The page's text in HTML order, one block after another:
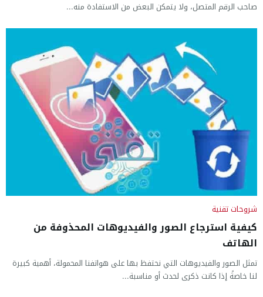
صاحب الرقم المتصل، ولا يتمكن البعض من الاستفادة منه...
شروحات تقنية
كيفية استرجاع الصور والفيديوهات المحذوفة من
الهاتف
تمثل الصور والفيديوهات التي نحتفظ بها على هواتفنا المحمولة، أهمية كبيرة
لنا خاصةً إذا كانت ذكرى لحدث أو مناسبة...